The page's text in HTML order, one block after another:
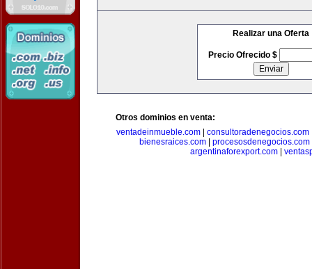
Realizar una Oferta
Precio Ofrecido $
Otros dominios en venta:
ventadeinmueble.com| consultoradenegocios.com
bienesraices.com
procesosdenegocios.com
argentinaforexport.com|